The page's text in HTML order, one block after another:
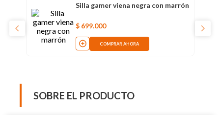
Silla gamer viena negra con marrón
$ 699.000
COMPRAR AHORA
SOBRE EL PRODUCTO